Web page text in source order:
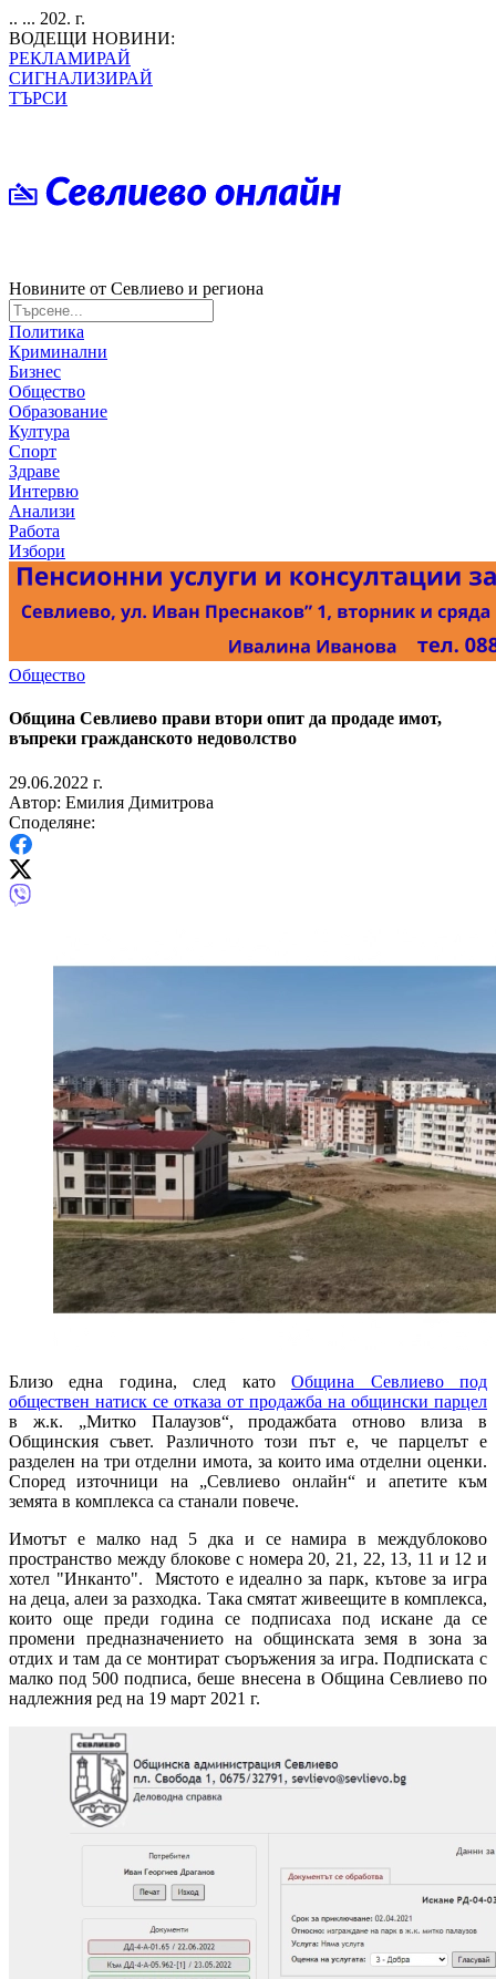
.. ... 202. г.
ВОДЕЩИ НОВИНИ:
РЕКЛАМИРАЙ
СИГНАЛИЗИРАЙ
ТЪРСИ
Новините от Севлиево и региона
Политика
Криминални
Бизнес
Общество
Образование
Култура
Спорт
Здраве
Интервю
Анализи
Работа
Избори
Общество
Община Севлиево прави втори опит да продаде имот,
въпреки гражданското недоволство
29.06.2022 г.
Автор: Емилия Димитрова
Споделяне:
Близо една година, след катоОбщина Севлиево под
обществен натиск се отказа от продажба на общински парцел
в ж.к. „Митко Палаузов“, продажбата отново влиза в
Общинския съвет. Различното този път е, че парцелът е
разделен на три отделни имота, за които има отделни оценки.
Според източници на „Севлиево онлайн“ и апетите към
земята в комплекса са станали повече.
Имотът е малко над 5 дка и се намира в междублоково
пространство между блокове с номера 20, 21, 22, 13, 11 и 12 и
хотел "Инканто". Мястото е идеално за парк, кътове за игра
на деца, алеи за разходка. Така смятат живеещите в комплекса,
които още преди година се подписаха под искане да се
промени предназначението на общинската земя в зона за
отдих и там да се монтират съоръжения за игра. Подписката с
малко под 500 подписа, беше внесена в Община Севлиево по
надлежния ред на 19 март 2021 г.